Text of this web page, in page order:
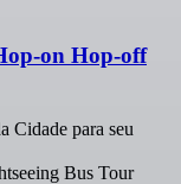
on Hop-off
Cidade para seu
Bus Tour